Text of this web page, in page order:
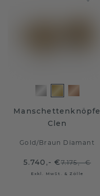
Manschettenknöpfe
Clen
Gold/Braun Diamant
5.740,- €7.175,- €
Exkl. MwSt. & Zölle